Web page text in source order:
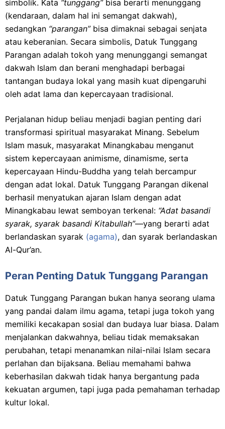
simbolik. Kata “tunggang”bisa berarti menunggang
(kendaraan, dalam hal ini semangat dakwah),
sedangkan “parangan”bisa dimaknai sebagai senjata
atau keberanian. Secara simbolis, Datuk Tunggang
Parangan adalah tokoh yang menunggangi semangat
dakwah Islam dan berani menghadapi berbagai
tantangan budaya lokal yang masih kuat dipengaruhi
oleh adat lama dan kepercayaan tradisional.
Perjalanan hidup beliau menjadi bagian penting dari
transformasi spiritual masyarakat Minang. Sebelum
Islam masuk, masyarakat Minangkabau menganut
sistem kepercayaan animisme, dinamisme, serta
kepercayaan Hindu-Buddha yang telah bercampur
dengan adat lokal. Datuk Tunggang Parangan dikenal
berhasil menyatukan ajaran Islam dengan adat
Minangkabau lewat semboyan terkenal: “Adat basandi
syarak, syarak basandi Kitabullah”—yang berarti adat
berlandaskan syarak (agama), dan syarak berlandaskan
Al-Qur’an.
Peran Penting Datuk Tunggang Parangan
Datuk Tunggang Parangan bukan hanya seorang ulama
yang pandai dalam ilmu agama, tetapi juga tokoh yang
memiliki kecakapan sosial dan budaya luar biasa. Dalam
menjalankan dakwahnya, beliau tidak memaksakan
perubahan, tetapi menanamkan nilai-nilai Islam secara
perlahan dan bijaksana. Beliau memahami bahwa
keberhasilan dakwah tidak hanya bergantung pada
kekuatan argumen, tapi juga pada pemahaman terhadap
kultur lokal.